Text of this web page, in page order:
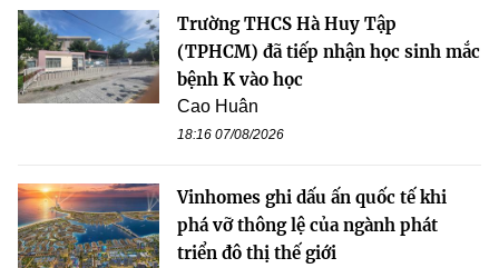
Trường THCS Hà Huy Tập
(TPHCM) đã tiếp nhận học sinh mắc
bệnh K vào học
Cao Huân
18:16 07/08/2026
Vinhomes ghi dấu ấn quốc tế khi
phá vỡ thông lệ của ngành phát
triển đô thị thế giới